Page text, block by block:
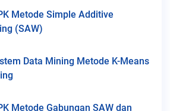
Metode Simple Additive
(SAW)
Data Mining Metode K-Means
Metode Gabungan SAW dan